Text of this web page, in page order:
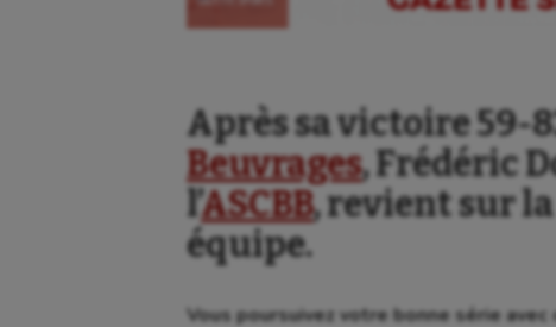
Après sa victoire 59-
Beuvrages, Frédéric
l’ASCBB, revient sur
équipe.
Vous poursuivez votre bonne série avec